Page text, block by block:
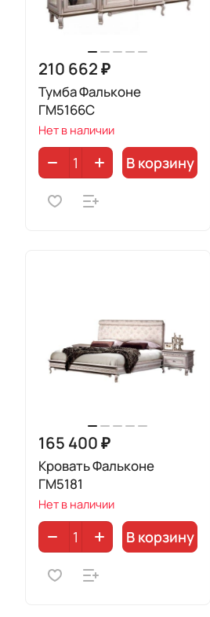
210 662 ₽
Тумба Фальконе
ГМ5166С
Нет в наличии
В корзину
165 400 ₽
Кровать Фальконе
ГМ5181
Нет в наличии
В корзину